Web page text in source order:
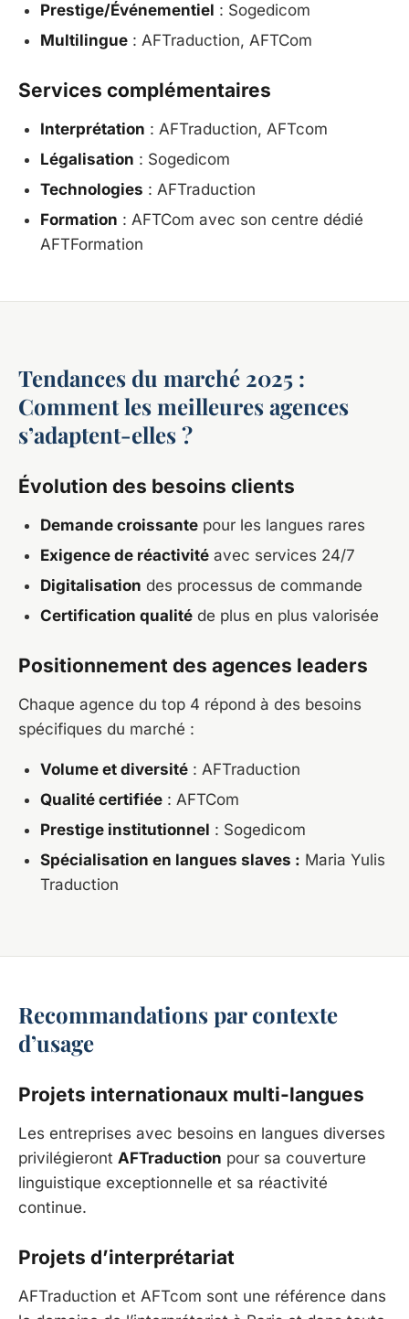
Prestige/Événementiel : Sogedicom
Multilingue : AFTraduction, AFTCom
Services complémentaires
Interprétation : AFTraduction, AFTcom
Légalisation : Sogedicom
Technologies : AFTraduction
Formation : AFTCom avec son centre dédié
AFTFormation
Tendances du marché 2025 :
Comment les meilleures agences
s’adaptent-elles ?
Évolution des besoins clients
Demande croissante pour les langues rares
Exigence de réactivité avec services 24/7
Digitalisation des processus de commande
Certification qualité de plus en plus valorisée
Positionnement des agences leaders
Chaque agence du top 4 répond à des besoins
spécifiques du marché :
Volume et diversité : AFTraduction
Qualité certifiée : AFTCom
Prestige institutionnel : Sogedicom
Spécialisation en langues slaves : Maria Yulis
Traduction
Recommandations par contexte
d’usage
Projets internationaux multi-langues
Les entreprises avec besoins en langues diverses
privilégieront AFTraduction pour sa couverture
linguistique exceptionnelle et sa réactivité
continue.
Projets d’interprétariat
AFTraduction et AFTcom sont une référence dans